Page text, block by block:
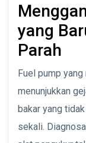
yang
Parah
Fuel pump
menunjukkan
bakar yang
sekali.